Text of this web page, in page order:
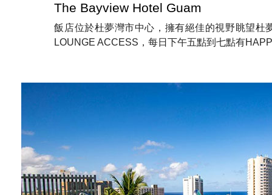
The Bayview Hotel Guam
飯店位於杜夢灣市中心，擁有絕佳的視野眺望
LOUNGE ACCESS，每日下午五點到七點有